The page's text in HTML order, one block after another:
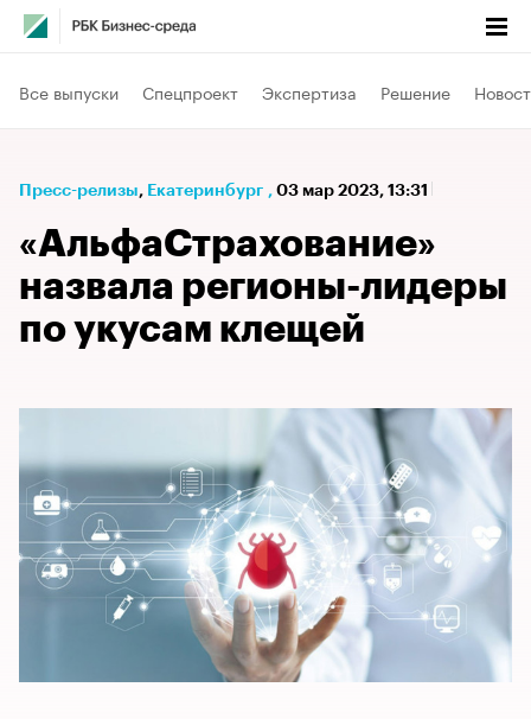
Все выпуски Спецпроект Экспертиза Решение
Пресс-релизы⁠, Екатеринбург , 03 мар 2023, 13:31
«АльфаСтрахование»
назвала регионы-лидеры
по укусам клещей